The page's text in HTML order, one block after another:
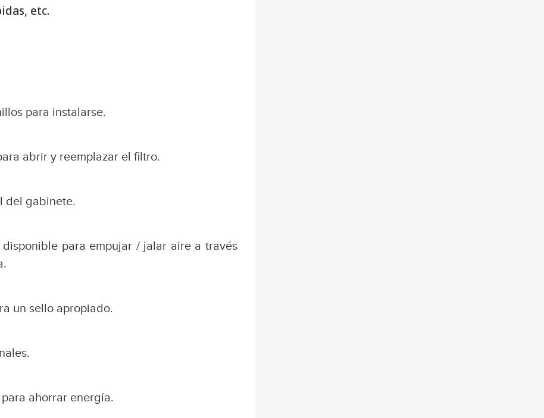
etc.
para instalarse.
abrir y reemplazar el filtro.
del gabinete.
para empujar / jalar aire a través
un sello apropiado.
ahorrar energía.